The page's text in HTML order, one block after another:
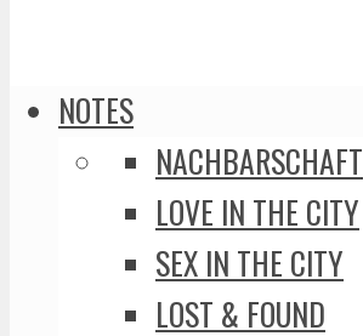
NOTES
NACHBARSCHAFT
LOVE IN THE CITY
SEX IN THE CITY
LOST & FOUND